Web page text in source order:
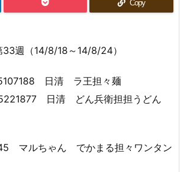
Copy
33週（14/8/18～14/8/24）
日清 ラ王担々麺
日清 どん兵衛担担うどん
マルちゃん でかまる担々ワンタン